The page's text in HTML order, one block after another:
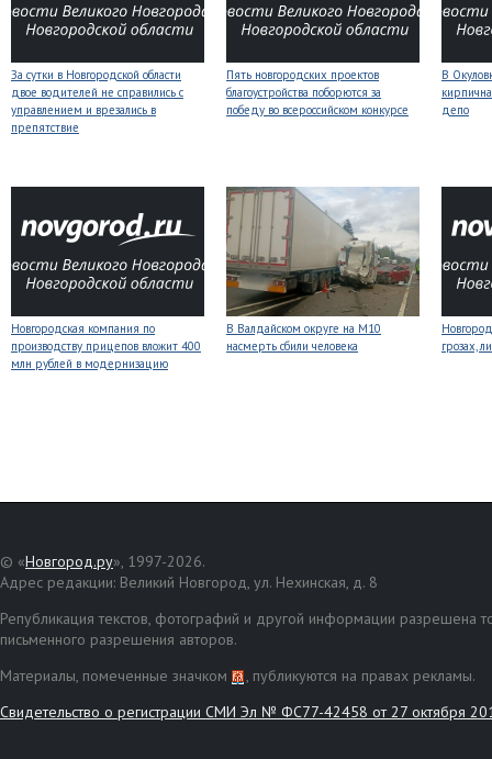
За сутки в Новгородской области
двое водителей не справились с
управлением и врезались в
препятствие
Пять новгородских проектов
благоустройства поборются за
победу во всероссийском конкурсе
В
депо
Новгородская компания по
производству прицепов вложит 400
млн рублей в модернизацию
В Валдайском округе на М10
насмерть сбили человека
грозах,
© «Новгород.ру», 1997-2026.
Адрес редакции: Великий Новгород, ул. Нехинская, д. 8
Републикация текстов, фотографий и другой информации разрешена
письменного разрешения авторов.
Материалы, помеченные значком
, публикуются на правах рекламы.
Свидетельство о регистрации СМИ Эл № ФС77-42458 от 27 октября